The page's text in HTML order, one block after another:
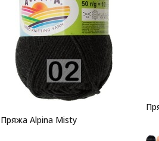
Пряжа Alpina Misty